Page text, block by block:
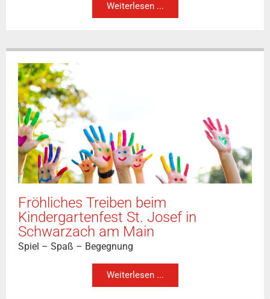
Weiterlesen ...
Fröhliches Treiben beim
Kindergartenfest St. Josef in
Schwarzach am Main
Spiel – Spaß – Begegnung
Weiterlesen ...